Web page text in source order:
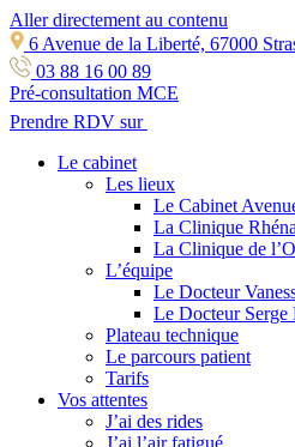
Aller directement au contenu
6 Avenue de la Liberté, 67000
03 88 16 00 89
Pré-consultation MCE
Prendre RDV sur
Le cabinet
Les lieux
Le Cabinet
La Clinique Rhéna
La Clinique de
L’équipe
Le Docteur
Le Docteur Serge
Plateau technique
Le parcours patient
Tarifs
Vos attentes
J’ai des rides
J’ai l’air fatigué